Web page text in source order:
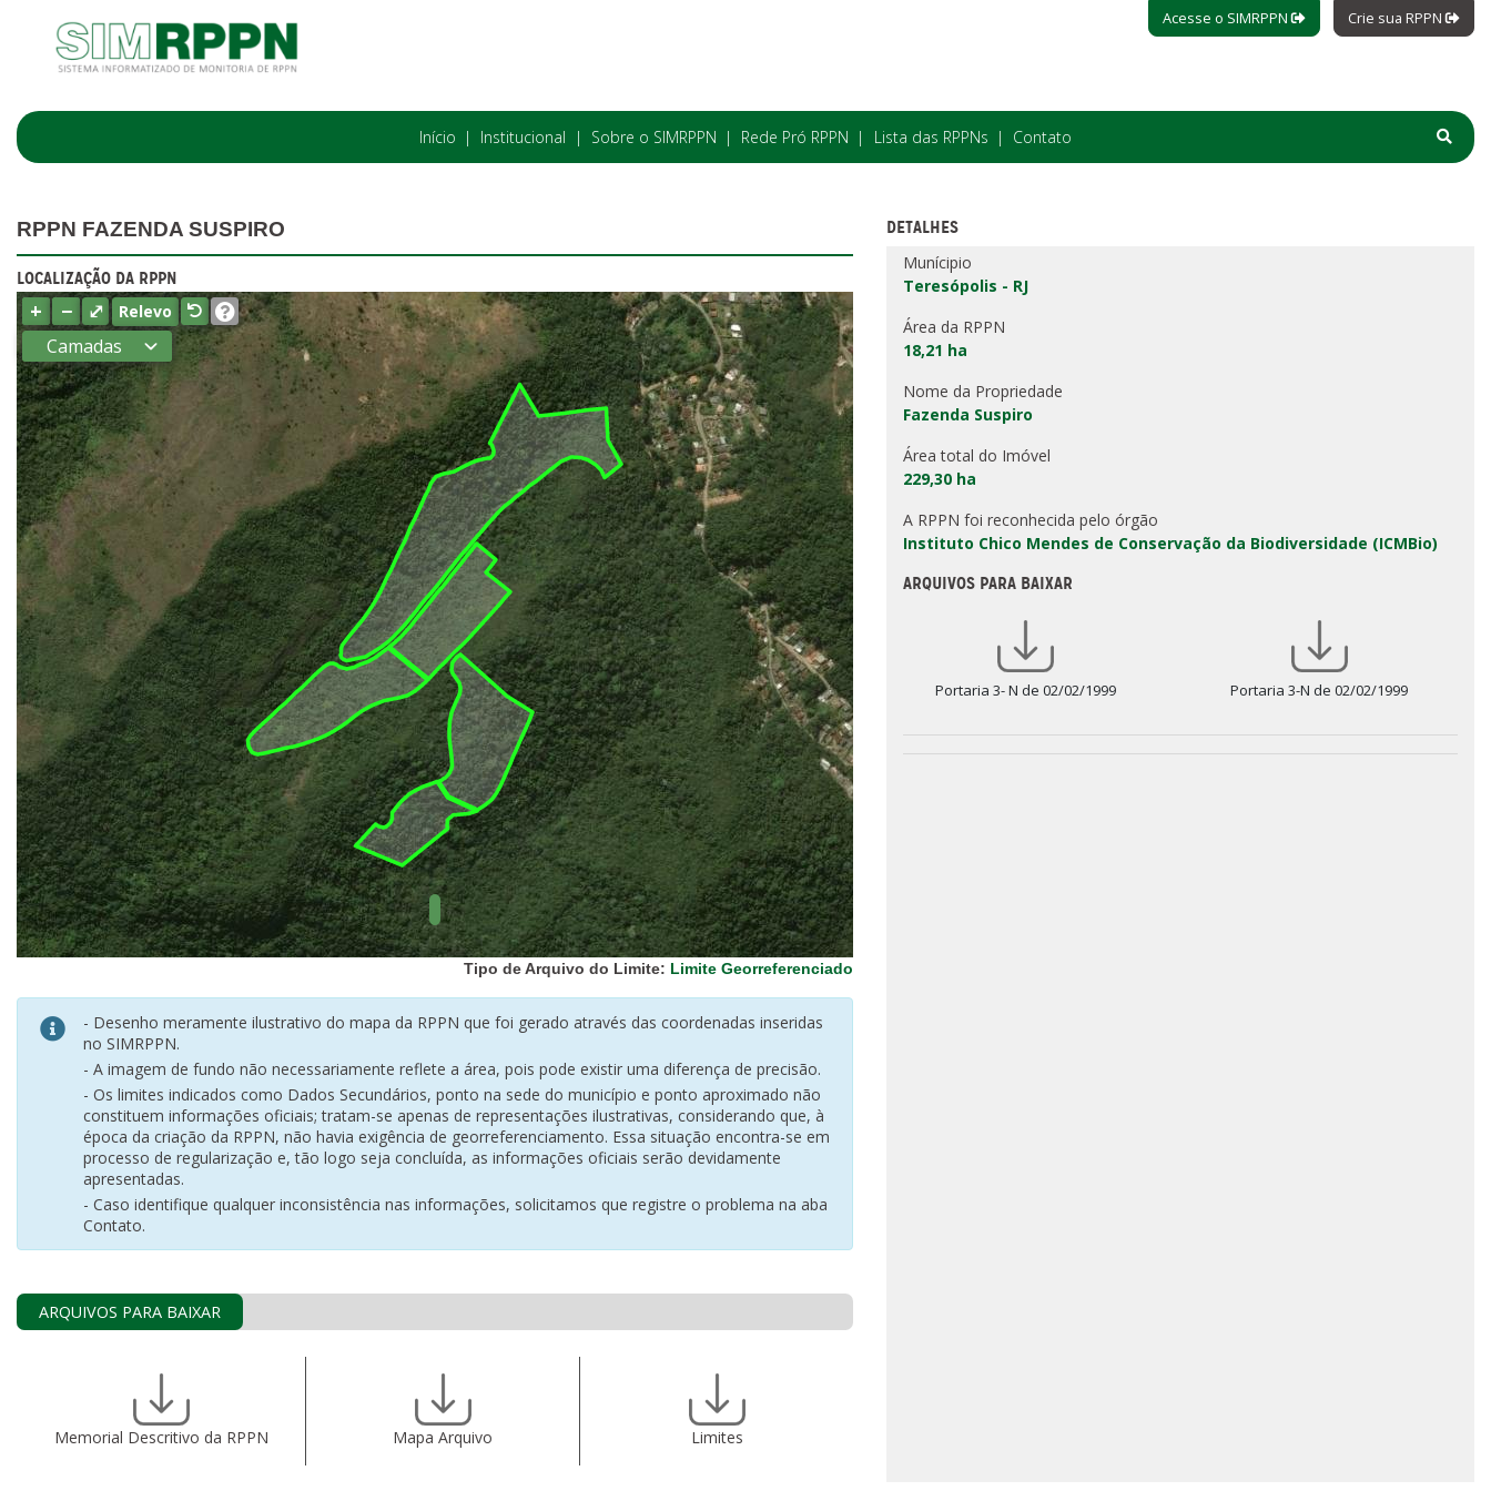
Acesse o SIMRPPN Crie sua RPPN
Início Institucional Sobre o SIMRPPN Rede Pró RPPN Lista das RPPNs Contato
RPPN FAZENDA SUSPIRO
LOCALIZAÇÃO DA RPPN
+ − ⤢ Relevo
Camadas
Estados
Municípios
Terras
indígenas
(FUNAI)
UC Federal
UC Estaduais
UC
Municipais
Hidrografia
1:1.000.000
(ANA)
Biomas
(IBGE)
Vegetação
(IBGE)
Rodovias
(IBGE)
Relevo
(IBGE)
Tipo de Arquivo do Limite: Limite Georreferenciado
- Desenho meramente ilustrativo do mapa da RPPN que foi gerado através das coordenadas inseridas
no SIMRPPN.
- A imagem de fundo não necessariamente reflete a área, pois pode existir uma diferença de precisão.
- Os limites indicados como Dados Secundários, ponto na sede do município e ponto aproximado não
constituem informações oficiais; tratam-se apenas de representações ilustrativas, considerando que, à
época da criação da RPPN, não havia exigência de georreferenciamento. Essa situação encontra-se em
processo de regularização e, tão logo seja concluída, as informações oficiais serão devidamente
apresentadas.
- Caso identifique qualquer inconsistência nas informações, solicitamos que registre o problema na aba
Contato.
ARQUIVOS PARA BAIXAR
Memorial Descritivo da RPPN Mapa Arquivo Limites
DETALHES
Munícipio
Teresópolis - RJ
Área da RPPN
18,21 ha
Nome da Propriedade
Fazenda Suspiro
Área total do Imóvel
229,30 ha
A RPPN foi reconhecida pelo órgão
Instituto Chico Mendes de Conservação da Biodiversidade (ICMBio)
ARQUIVOS PARA BAIXAR
Portaria 3- N de 02/02/1999 Portaria 3-N de 02/02/1999